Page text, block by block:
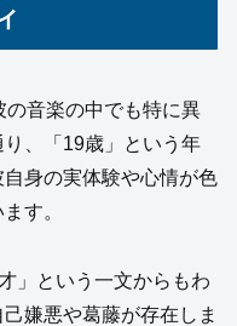
の音楽の中でも特に異
、「19歳」という年
身の実体験や心情が色
す。
」という一文からもわ
嫌悪や葛藤が存在しま